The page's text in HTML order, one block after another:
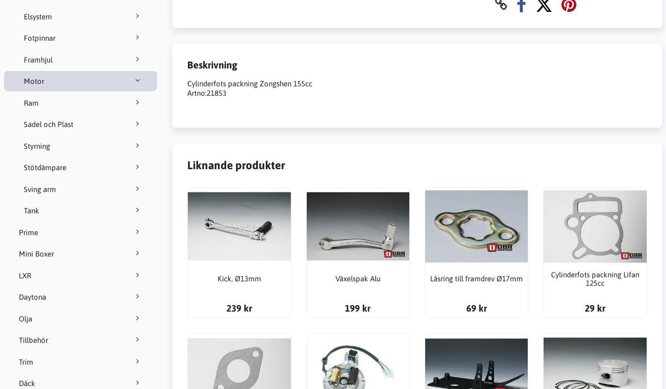
Elsystem
Fotpinnar
Framhjul
Motor
Ram
Sadel och Plast
Styrning
Stötdämpare
Sving arm
Tank
Prime
Mini Boxer
LXR
Daytona
Olja
Tillbehör
Trim
Däck
Beskrivning
Cylinderfots packning Zongshen 155cc
Artno:21853
Liknande produkter
Kick, Ø13mm
239 kr
Växelspak Alu
199 kr
Låsring till framdrev Ø17mm
69 kr
Cylinderfots packning Lifan
125cc
29 kr